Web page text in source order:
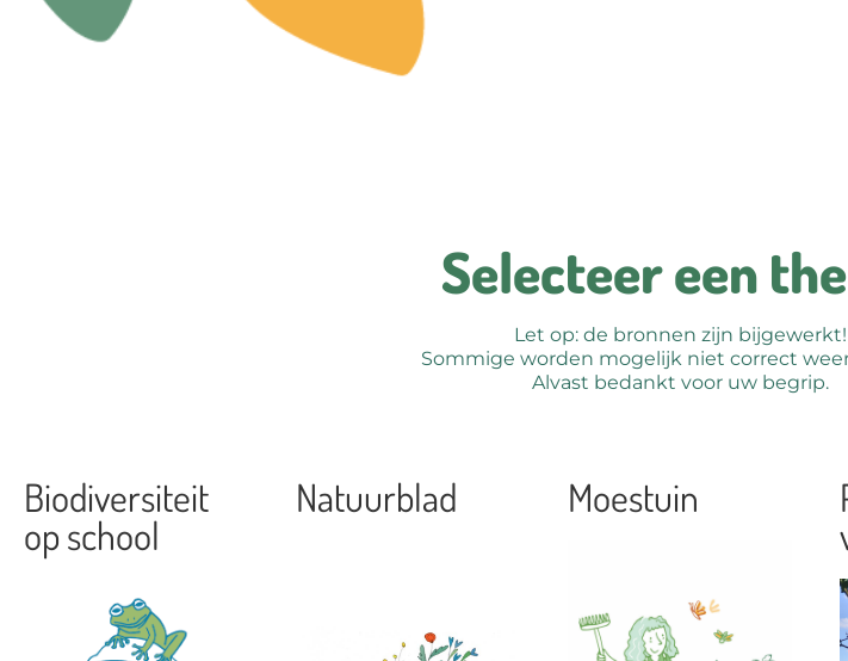
Selecteer een
Let op: de bronnen zijn bijgewerkt!
Sommige worden mogelijk niet correct
Alvast bedankt voor uw begrip.
Biodiversiteit
op school
Natuurblad Moestuin